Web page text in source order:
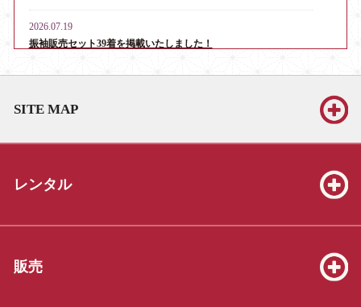
2026.07.19
振袖販売セット39着を掲載いたしました！
2026.06.13
した！
2026.06.13
した！
2026.05.23
SITE MAP
レンタル
販売